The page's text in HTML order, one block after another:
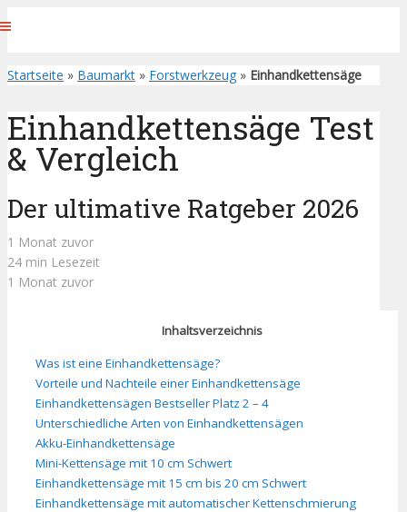
Startseite » Baumarkt » Forstwerkzeug » Einhandkettensäge
Einhandkettensäge Test
& Vergleich
Der ultimative Ratgeber 2026
1 Monat zuvor
24 min Lesezeit
1 Monat zuvor
Inhaltsverzeichnis
Was ist eine Einhandkettensäge?
Vorteile und Nachteile einer Einhandkettensäge
Einhandkettensägen Bestseller Platz 2 – 4
Unterschiedliche Arten von Einhandkettensägen
Akku-Einhandkettensäge
Mini-Kettensäge mit 10 cm Schwert
Einhandkettensäge mit 15 cm bis 20 cm Schwert
Einhandkettensäge mit automatischer Kettenschmierung